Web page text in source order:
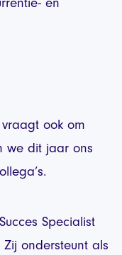
ook om
we dit jaar ons
Specialist
ondersteunt als